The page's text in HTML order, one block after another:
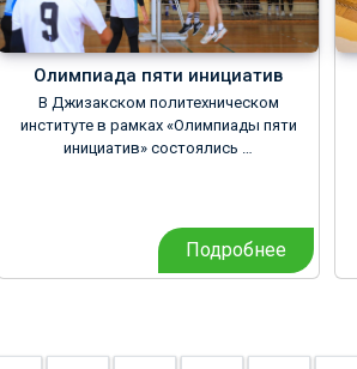
Олимпиада пяти инициатив
В Джизакском политехническом
институте в рамках «Олимпиады пяти
инициатив» состоялись …
Подробнее